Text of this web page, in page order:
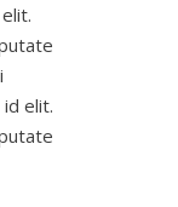
elit.